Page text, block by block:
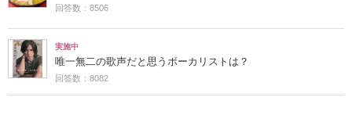
回答数：8506
実施中
唯一無二の歌声だと思うボーカリストは？
回答数：8082